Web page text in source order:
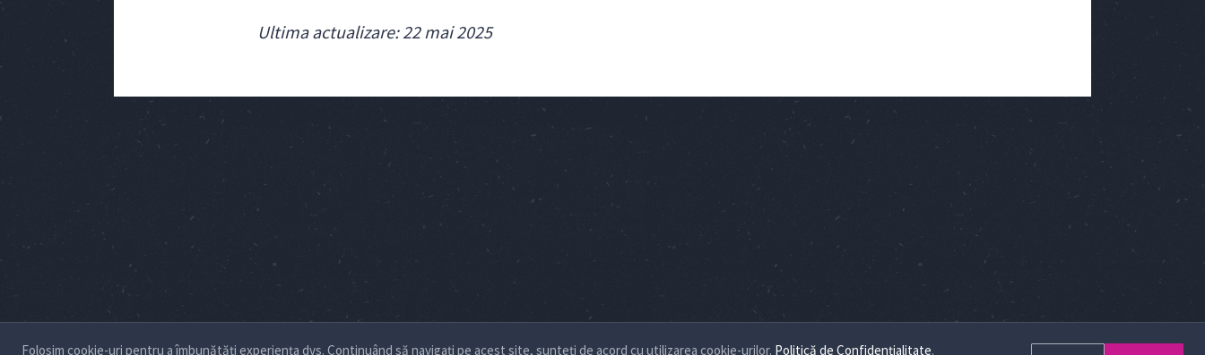
Ultima actualizare: 22 mai 2025
Folosim cookie-uri pentru a îmbunătăți experiența dvs. Continuând să navigați pe acest site, sunteți de acord cu utilizarea cookie-urilor. Politică de Confidențialitate.